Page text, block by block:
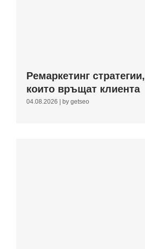
Ремаркетинг стратегии,
които връщат клиента
04.08.2026 | by getseo